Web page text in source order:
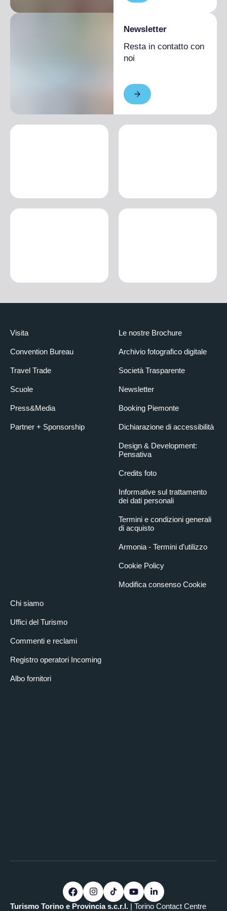
Newsletter
Resta in contatto con
noi
Visita
Convention Bureau
Travel Trade
Scuole
Press&Media
Partner + Sponsorship
Chi siamo
Uffici del Turismo
Commenti e reclami
Registro operatori Incoming
Albo fornitori
Le nostre Brochure
Archivio fotografico digitale
Società Trasparente
Newsletter
Booking Piemonte
Dichiarazione di accessibilità
Design & Development:
Pensativa
Credits foto
Informative sul trattamento
dei dati personali
Termini e condizioni generali
di acquisto
Armonia - Termini d’utilizzo
Cookie Policy
Modifica consenso Cookie
Turismo Torino e Provincia s.c.r.l. | Torino Contact Centre